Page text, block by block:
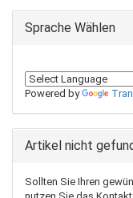
Sprache Wählen
Powered by
Artikel nicht
Sollten Sie Ihren